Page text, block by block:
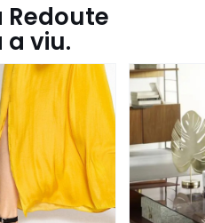
Redoute
viu.